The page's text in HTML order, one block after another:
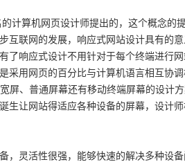
计算机网页设计师提出的，这个概念的
互联网的发展，响应式网站设计具有的
了响应式设计不用针对于每个终端进行
采用网页的百分比与计算机语言相互协
屏、普通屏幕还有移动终端屏幕的设计
生让网站得适应各种设备的屏幕，设计
，灵活性很强，能够快速的解决多种设备